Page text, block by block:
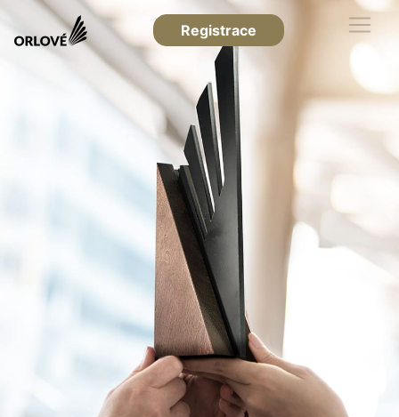
Registrace